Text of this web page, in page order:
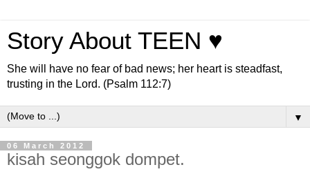
Story About TEEN ♥
She will have no fear of bad news; her heart is steadfast,
trusting in the Lord. (Psalm 112:7)
▼
06 March 2012
kisah seonggok dompet.